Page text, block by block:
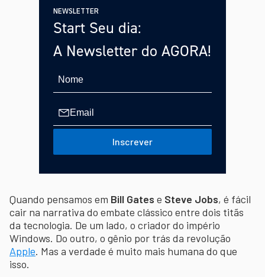
NEWSLETTER
Start Seu dia:
A Newsletter do AGORA!
Inscrever
Quando pensamos em Bill Gates e Steve Jobs, é fácil
cair na narrativa do embate clássico entre dois titãs
da tecnologia. De um lado, o criador do império
Windows. Do outro, o gênio por trás da revolução
Apple. Mas a verdade é muito mais humana do que
isso.